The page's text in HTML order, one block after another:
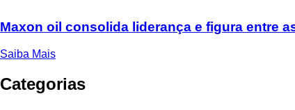
Maxon oil consolida liderança e figura entre
Saiba Mais
Categorias